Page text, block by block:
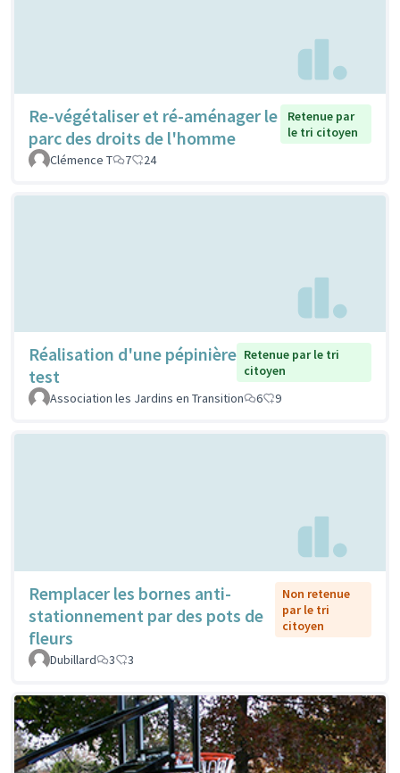
Re-végétaliser et ré-aménager le
parc des droits de l'homme
Retenue par
le tri citoyen
Clémence T
7 24
Réalisation d'une pépinière
test
Retenue par le tri
citoyen
Association les Jardins en Transition
6 9
Remplacer les bornes anti-
stationnement par des pots de
fleurs
Non retenue
par le tri
citoyen
Dubillard 3 3